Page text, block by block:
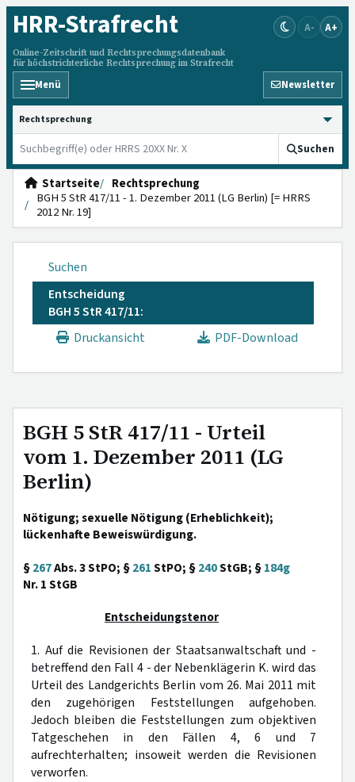
HRR-Strafrecht
Online-Zeitschrift und Rechtsprechungsdatenbank
für höchstrichterliche Rechtsprechung im Strafrecht
A- A+
Menü Newsletter
HRRS durchsuchen
Suchen
Startseite
Rechtsprechung
BGH 5 StR 417/11 - 1. Dezember 2011 (LG Berlin) [= HRRS
2012 Nr. 19]
Suchen
Entscheidung
BGH 5 StR 417/11:
Druckansicht
PDF-Download
BGH 5 StR 417/11 - Urteil
vom 1. Dezember 2011 (LG
Berlin)
Nötigung; sexuelle Nötigung (Erheblichkeit);
lückenhafte Beweiswürdigung.
§267Abs. 3 StPO; §261StPO; §240StGB; §184g
Nr. 1 StGB
Entscheidungstenor
1. Auf die Revisionen der Staatsanwaltschaft und -
betreffend den Fall 4 - der Nebenklägerin K. wird das
Urteil des Landgerichts Berlin vom 26. Mai 2011 mit
den zugehörigen Feststellungen aufgehoben.
Jedoch bleiben die Feststellungen zum objektiven
Tatgeschehen in den Fällen 4, 6 und 7
aufrechterhalten; insoweit werden die Revisionen
verworfen.